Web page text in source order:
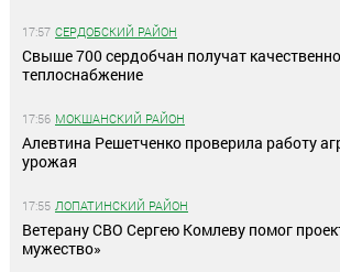
17:57 СЕРДОБСКИЙ РАЙОН
Свыше 700 сердобчан получат
теплоснабжение
17:56 МОКШАНСКИЙ РАЙОН
Алевтина Решетченко проверила работу
урожая
17:55 ЛОПАТИНСКИЙ РАЙОН
Ветерану СВО Сергею Комлеву помог
мужество»